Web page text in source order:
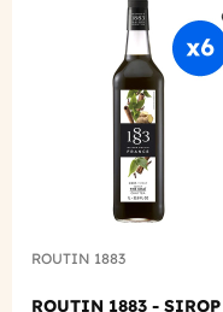
ROUTIN 1883
ROUTIN 1883 - SIROP